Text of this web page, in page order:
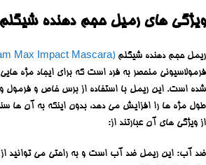
ویژگی های رمیل حجم دهنده شیگلم
ریمل حجم دهنده شیگلم(Sheglam Max Impact Mascara)
فرمولاسیونی منحصر به فرد است که برای ایجاد مژه‌
شده است. این ریمل با استفاده از برس خاص و فرمول
طول مژه‌ ها را افزایش می‌ دهد، بدون اینکه به آن‌ ها
از ویژگی های آن عبارتند از:
ضد آب: این ریمل ضد آب است و به راحتی می توانید از